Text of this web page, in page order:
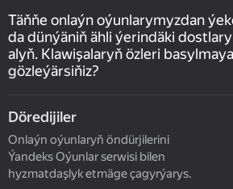
Täňňe onlaýn oýunlarymyzdan
da dünýäniň ähli ýerindäki
alyň. Klawişalaryň özleri
gözleýärsiňiz?
Döredijiler
Onlaýn oýunlaryň öndürjilerini
Ýandeks Oýunlar serwisi bilen
hyzmatdaşlyk etmäge çagyrýarys.